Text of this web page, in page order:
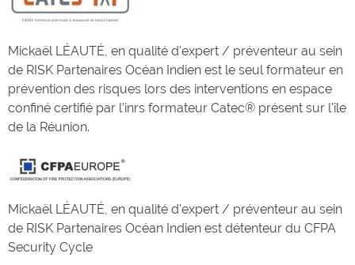
Mickaël LÉAUTÉ, en qualité d'expert / préventeur au sein
de RISK Partenaires Océan Indien est le seul formateur en
prévention des risques lors des interventions en espace
confiné certifié par l'inrs formateur Catec® présent sur l'île
de la Réunion.
Mickaël LÉAUTÉ, en qualité d'expert / préventeur au sein
de RISK Partenaires Océan Indien est détenteur du CFPA
Security Cycle